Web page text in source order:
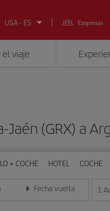
USA - ES
Empresas
el viaje
(GRX) a
+ COCHE HOTEL COCHE
en formato día/mes/año
Fecha vuelta
Introduce la fecha en 1